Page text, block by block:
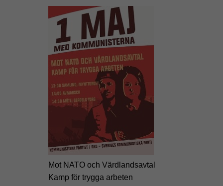
Mot NATO och Värdlandsavtal
Kamp för trygga arbeten